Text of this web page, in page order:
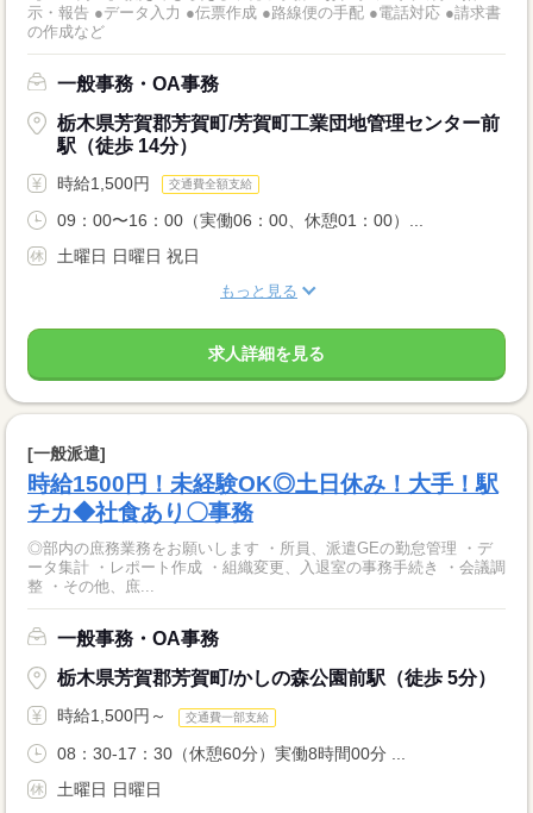
示・報告 ●データ入力 ●伝票作成 ●路線便の手配 ●電話対応 ●請求書
の作成など
一般事務・OA事務
栃木県芳賀郡芳賀町/芳賀町工業団地管理センター前
駅（徒歩 14分）
時給1,500円 交通費全額支給
09：00〜16：00（実働06：00、休憩01：00）...
土曜日 日曜日 祝日
もっと見る
求人詳細を見る
[一般派遣]
時給1500円！未経験OK◎土日休み！大手！駅
チカ◆社食あり〇事務
◎部内の庶務業務をお願いします ・所員、派遣GEの勤怠管理 ・デ
ータ集計 ・レポート作成 ・組織変更、入退室の事務手続き ・会議調
整 ・その他、庶...
一般事務・OA事務
栃木県芳賀郡芳賀町/かしの森公園前駅（徒歩 5分）
時給1,500円～ 交通費一部支給
08：30-17：30（休憩60分）実働8時間00分 ...
土曜日 日曜日